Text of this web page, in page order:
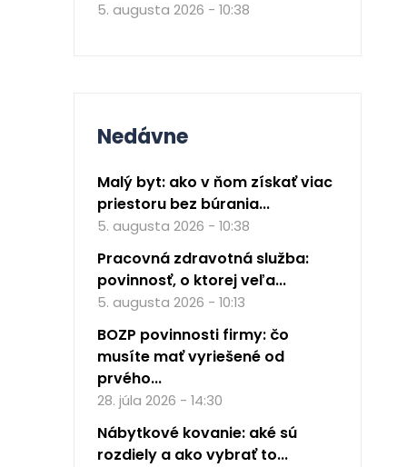
5. augusta 2026 - 10:38
Nedávne
Malý byt: ako v ňom získať viac
priestoru bez búrania...
5. augusta 2026 - 10:38
Pracovná zdravotná služba:
povinnosť, o ktorej veľa...
5. augusta 2026 - 10:13
BOZP povinnosti firmy: čo
musíte mať vyriešené od
prvého...
28. júla 2026 - 14:30
Nábytkové kovanie: aké sú
rozdiely a ako vybrať to...